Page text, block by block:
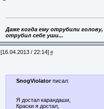
Даже когда ему отрубили голову,
отрубил себе уши...
[16.04.2013 / 22:14] #
SnogViolatorписал:
Я достал карандаши,
Краски я достал,